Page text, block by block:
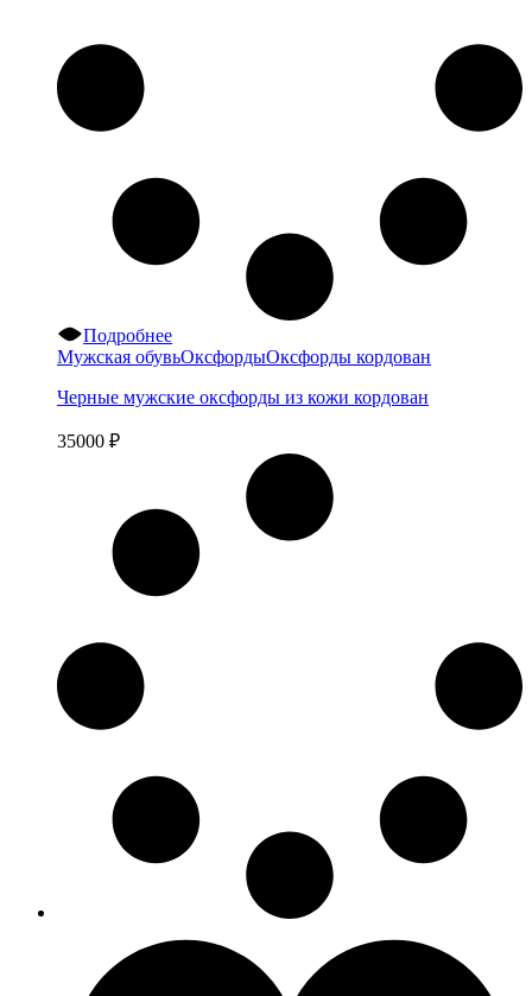
Подробнее
Мужская обувьОксфордыОксфорды кордован
Черные мужские оксфорды из кожи кордован
35000 ₽